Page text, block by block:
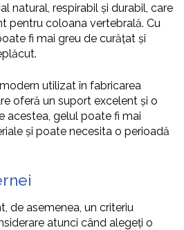
natural, respirabil și durabil, care
pentru coloana vertebrală. Cu
fi mai greu de curățat și
utilizat în fabricarea
oferă un suport excelent și o
acestea, gelul poate fi mai
și poate necesita o perioadă
de asemenea, un criteriu
atunci când alegeți o